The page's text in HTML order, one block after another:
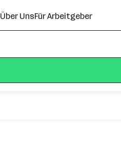
Über UnsFür Arbeitgeber